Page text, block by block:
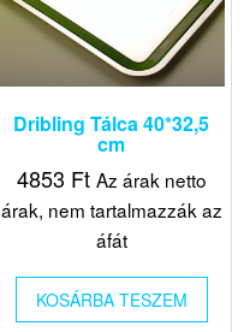
Dribling Tálca 40*32,5
cm
4853 Ft Az árak netto
árak, nem tartalmazzák az
áfát
KOSÁRBA TESZEM